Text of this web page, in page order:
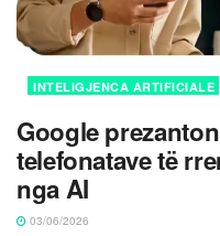
INTELIGJENCA ARTIFICIALE
Google
telefonatave të
nga AI
03/06/2026